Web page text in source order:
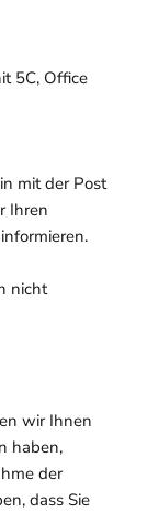
5C, Office
mit der Post
Ihren
nicht
wir Ihnen
haben,
der
dass Sie